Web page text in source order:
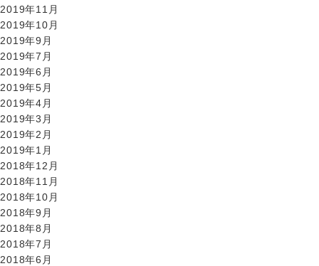
2019年11月
2019年10月
2019年9月
2019年7月
2019年6月
2019年5月
2019年4月
2019年3月
2019年2月
2019年1月
2018年12月
2018年11月
2018年10月
2018年9月
2018年8月
2018年7月
2018年6月